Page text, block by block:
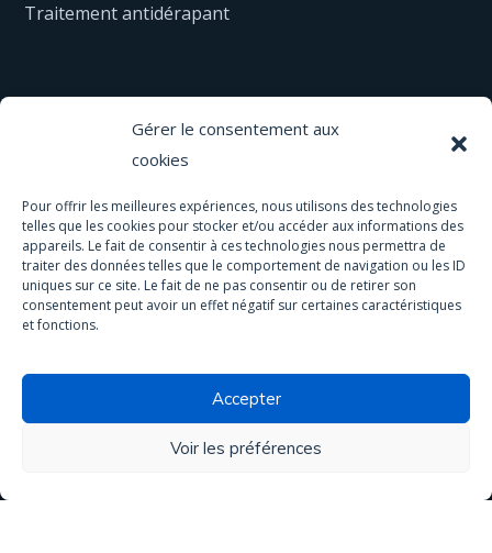
Gérer le consentement aux
cookies
Pour offrir les meilleures expériences, nous utilisons des technologies
telles que les cookies pour stocker et/ou accéder aux informations des
appareils. Le fait de consentir à ces technologies nous permettra de
traiter des données telles que le comportement de navigation ou les ID
uniques sur ce site. Le fait de ne pas consentir ou de retirer son
consentement peut avoir un effet négatif sur certaines caractéristiques
et fonctions.
Accepter
Voir les préférences
Traitement antidérapant
Tous nos produits
Matériel
Activités & services
Eau de pluie